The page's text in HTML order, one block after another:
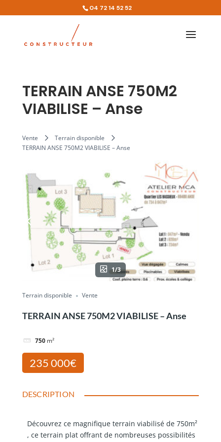
04 72 14 52 52
TERRAIN ANSE 750M2
VIABILISE – Anse
Vente
Terrain disponible
TERRAIN ANSE 750M2 VIABILISE – Anse
1/3
Terrain disponible Vente
TERRAIN ANSE 750M2 VIABILISE – Anse
750 m²
235 000€
DESCRIPTION
Découvrez ce magnifique terrain viabilisé de 750m²
, ce terrain plat offrant de nombreuses possibilités